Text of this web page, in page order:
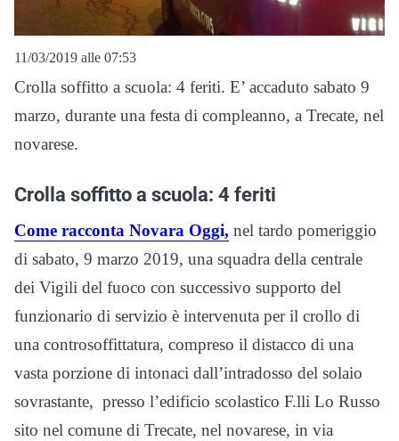
11/03/2019 alle 07:53
Crolla soffitto a scuola: 4 feriti. E’ accaduto sabato 9
marzo, durante una festa di compleanno, a Trecate, nel
novarese.
Crolla soffitto a scuola: 4 feriti
Come racconta Novara Oggi, nel tardo pomeriggio
di sabato, 9 marzo 2019, una squadra della centrale
dei Vigili del fuoco con successivo supporto del
funzionario di servizio è intervenuta per il crollo di
una controsoffittatura, compreso il distacco di una
vasta porzione di intonaci dall’intradosso del solaio
sovrastante, presso l’edificio scolastico F.lli Lo Russo
sito nel comune di Trecate, nel novarese, in via